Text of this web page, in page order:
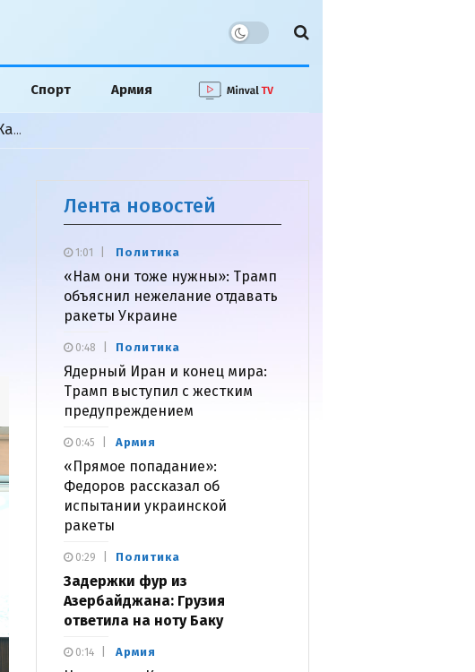
Спорт Армия
Лента новостей
Политика
«Нам они тоже нужны»: Трамп
объяснил нежелание отдавать
ракеты Украине
1:01
Политика
Ядерный Иран и конец мира:
Трамп выступил с жестким
предупреждением
0:48
Армия
«Прямое попадание»:
Федоров рассказал об
испытании украинской
ракеты
0:45
Политика
Задержки фур из
Азербайджана: Грузия
ответила на ноту Баку
0:29
Армия
0:14